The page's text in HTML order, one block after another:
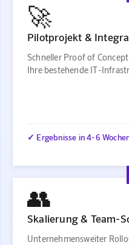
🚀
Pilotprojekt &
Schneller Proof of
Ihre bestehende IT-
✓ Ergebnisse in 4-6
👥
Skalierung & Team-
Unternehmensweiter